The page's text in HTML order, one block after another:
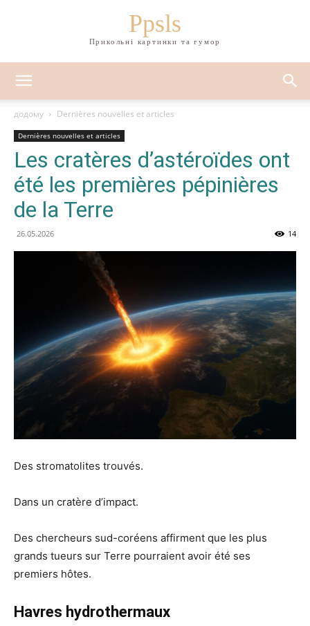
Ppsls
Прикольні картинки та гумор
додому Dernières nouvelles et articles
Dernières nouvelles et articles
Les cratères d’astéroïdes ont
été les premières pépinières
de la Terre
26.05.2026 14
Des stromatolites trouvés.
Dans un cratère d’impact.
Des chercheurs sud-coréens affirment que les plus
grands tueurs sur Terre pourraient avoir été ses
premiers hôtes.
Havres hydrothermaux